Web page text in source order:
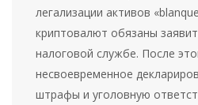
легализации активов
криптовалют обязаны
налоговой службе. После
несвоевременное
штрафы и уголовную